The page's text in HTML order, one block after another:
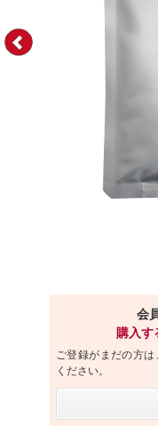
会
購入す
ご登録がまだの方
ください。